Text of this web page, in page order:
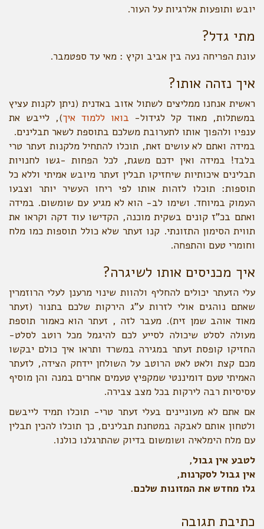
יובש ותופעות אלרגיות על העור.
מתי גדל?
עונת הפריחה נעה בין אביב וקיץ : מאי עד ספטמבר.
איך נזהה אותו?
ראשית אנחנו ממליצים לשתול אזוב באדנית (ניתן לקנות עציץ
במשתלות, מאוד קל לגידול- בואו ללמוד איך), לייבש את
ענפיו ולהפוך אותו לתערובת משלכם בתוספת לשאר תבלינים.
במידה ואתם לא עושים זאת, תוכלו להתחיל מלקנות זעתר טרי
בלבד! במידה ואין ידכם משגת, לכל הפחות -גשו לחנויות
תבלינים איכותיות שיחזיקו תבלין זעתר מיובש אמיתי וללא כל
תוספות: תוכלו לזהות אותו לפי ריחו העשיר יותר וצבעו
העמוק במיוחד. ושימו לב- הוא לא מגיע עם שומשום. במידה
ואתם בכ"ז קונים בשקית מוכנה, הקדישו עוד דקה וקראו את
תווית הסימון התזונתי. קנו זעתר שלא כולל תוספות כמו מלח
וחומרי טעם והתפחה.
איך מכניסים אותו לשיגרה?
עלי הזעתר יכולים להחליף ולהוות שינוי מרענן לעלי הרוזמרין
שאתם נוהגים אולי לזרות ע"ג הירקות שלכם בתנור (זעתר
מאוד אוהב שמן זית). מעבר לזה , זעתר הוא כאמור תוספת
מעולה לסלט שיכולה לסייע לכם להיגמל מכל רוטב לסלט-
החזיקו קופסת זעתר במגירה במשרד ותראו איך כולם יבקשו
מכם קצת ולאט לאט הרוטב על השולחן יידחק הצידה, לזעתר
האמיתי טעם דומיננטי שמקפיץ טעמים אחרים במנה והן מוסיף
עסיסיות רבה לירקות בכל מצב צבירה.
אם אתם לא מעוניינים בעלי זעתר טרי- תוכלו תמיד לייבשם
ולטחון אותם לאבקה במטחנת תבלינים, כך תוכלו להכין תבלין
עם מלח הימלאיה ושומשום בדיוק שהתרגלנו כולנו.
לטבע אין גבול,
אין גבול לסקרנות,
גלו מחדש את המזונות שלכם.
כתיבת תגובה